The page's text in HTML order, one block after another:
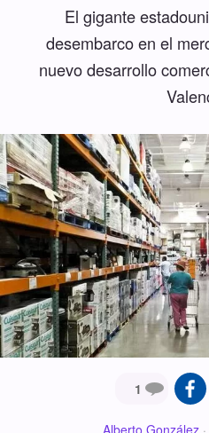
El gigante
desembarco en el
nuevo desarrollo
1
Alberto González·